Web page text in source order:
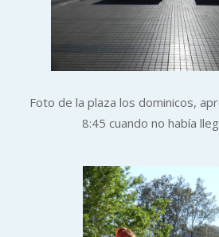
Foto de la plaza los dominicos,
8:45 cuando no había